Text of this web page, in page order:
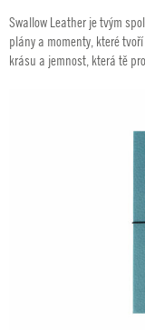
Swallow Leather je tvým
plány a momenty, které
krásu a jemnost, která tě